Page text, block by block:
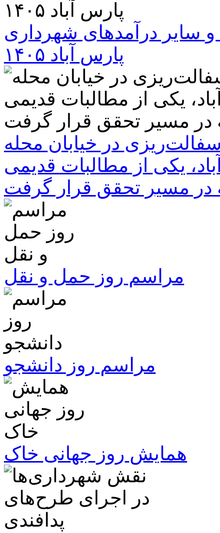
سایر درآمدهای شهرداری
پارس آباد ۱۴۰۵
در خیابان محله
یکی از مطالبات قدیمی
در مسیر تحقق قرار گرفت
مراسم روز حمل و نقل
مراسم روز دانشجو
همایش روز جهانی خاک